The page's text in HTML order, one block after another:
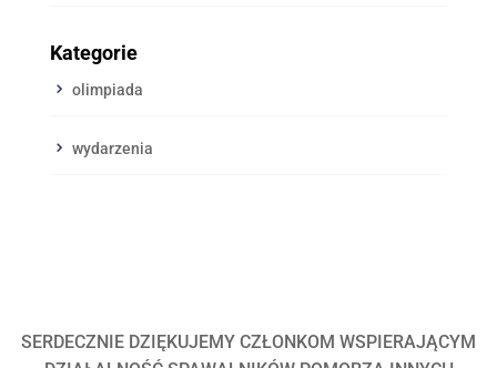
Kategorie
olimpiada
wydarzenia
SERDECZNIE DZIĘKUJEMY CZŁONKOM WSPIERAJĄCYM